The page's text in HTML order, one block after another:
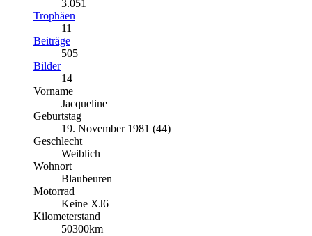
3.051
Trophäen
11
Beiträge
505
Bilder
14
Vorname
Jacqueline
Geburtstag
19. November 1981 (44)
Geschlecht
Weiblich
Wohnort
Blaubeuren
Motorrad
Keine XJ6
Kilometerstand
50300km